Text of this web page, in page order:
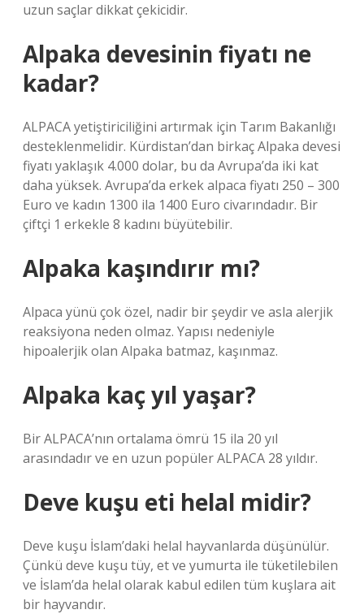
uzun saçlar dikkat çekicidir.
Alpaka devesinin fiyatı ne
kadar?
ALPACA yetiştiriciliğini artırmak için Tarım Bakanlığı
desteklenmelidir. Kürdistan’dan birkaç Alpaka devesi
fiyatı yaklaşık 4.000 dolar, bu da Avrupa’da iki kat
daha yüksek. Avrupa’da erkek alpaca fiyatı 250 – 300
Euro ve kadın 1300 ila 1400 Euro civarındadır. Bir
çiftçi 1 erkekle 8 kadını büyütebilir.
Alpaka kaşındırır mı?
Alpaca yünü çok özel, nadir bir şeydir ve asla alerjik
reaksiyona neden olmaz. Yapısı nedeniyle
hipoalerjik olan Alpaka batmaz, kaşınmaz.
Alpaka kaç yıl yaşar?
Bir ALPACA’nın ortalama ömrü 15 ila 20 yıl
arasındadır ve en uzun popüler ALPACA 28 yıldır.
Deve kuşu eti helal midir?
Deve kuşu İslam’daki helal hayvanlarda düşünülür.
Çünkü deve kuşu tüy, et ve yumurta ile tüketilebilen
ve İslam’da helal olarak kabul edilen tüm kuşlara ait
bir hayvandır.